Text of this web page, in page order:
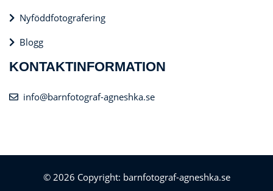
Nyföddfotografering
Blogg
KONTAKTINFORMATION
info@barnfotograf-agneshka.se
© 2026 Copyright: barnfotograf-agneshka.se